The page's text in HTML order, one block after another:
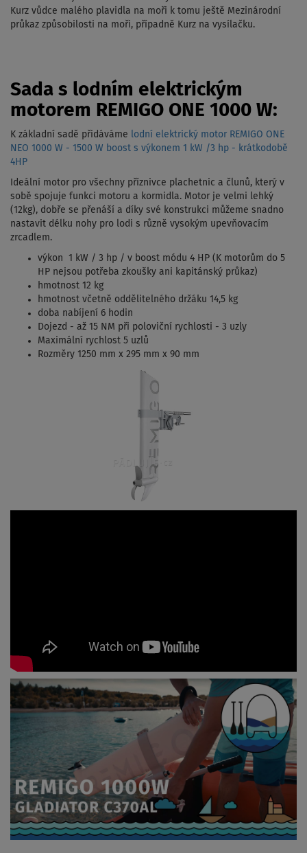
Kurz vůdce malého plavidla na moři k tomu ještě Mezinárodní
průkaz způsobilosti na moři, případně Kurz na vysílačku.
Sada s lodním elektrickým
motorem REMIGO ONE 1000 W:
K základní sadě přidáváme
lodní elektrický motor REMIGO ONE
NEO 1000 W - 1500 W boost s výkonem 1 kW /3 hp - krátkodobě
4HP
Ideální motor pro všechny příznivce plachetnic a člunů, který v
sobě spojuje funkci motoru a kormidla. Motor je velmi lehký
(12kg), dobře se přenáší a díky své konstrukci můžeme snadno
nastavit délku nohy pro lodi s různě vysokým upevňovacím
zrcadlem.
výkon 1 kW / 3 hp / v boost módu 4 HP (K motorům do 5
HP nejsou potřeba zkoušky ani kapitánský průkaz)
hmotnost 12 kg
hmotnost včetně oddělitelného držáku 14,5 kg
doba nabíjení 6 hodin
Dojezd - až 15 NM při poloviční rychlosti - 3 uzly
Maximální rychlost 5 uzlů
Rozměry 1250 mm x 295 mm x 90 mm